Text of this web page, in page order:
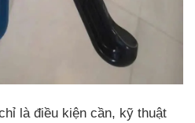
là điều kiện cần, kỹ thuật